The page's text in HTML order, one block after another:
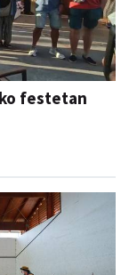
festetan